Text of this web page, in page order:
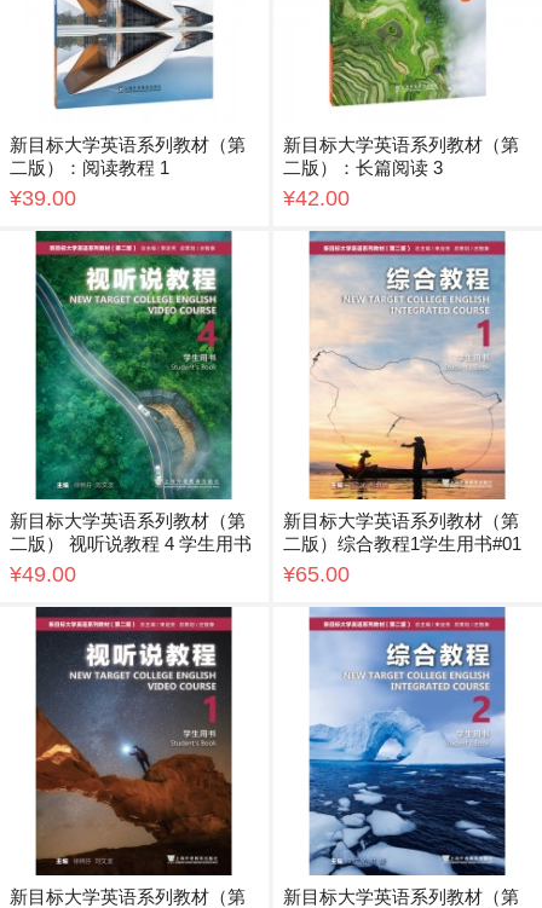
新目标大学英语系列教材（第
二版）：阅读教程 1
¥39.00
新目标大学英语系列教材（第
二版）：长篇阅读 3
¥42.00
新目标大学英语系列教材（第
二版） 视听说教程 4 学生用书
¥49.00
新目标大学英语系列教材（第
二版）综合教程1学生用书#01
¥65.00
新目标大学英语系列教材（第
新目标大学英语系列教材（第